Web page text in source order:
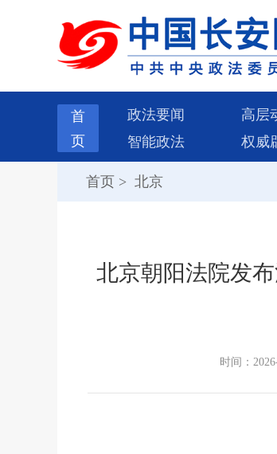
首
页
政法要闻 高层
智能政法
权威
首页 > 北京
北京朝阳法院发
时间：